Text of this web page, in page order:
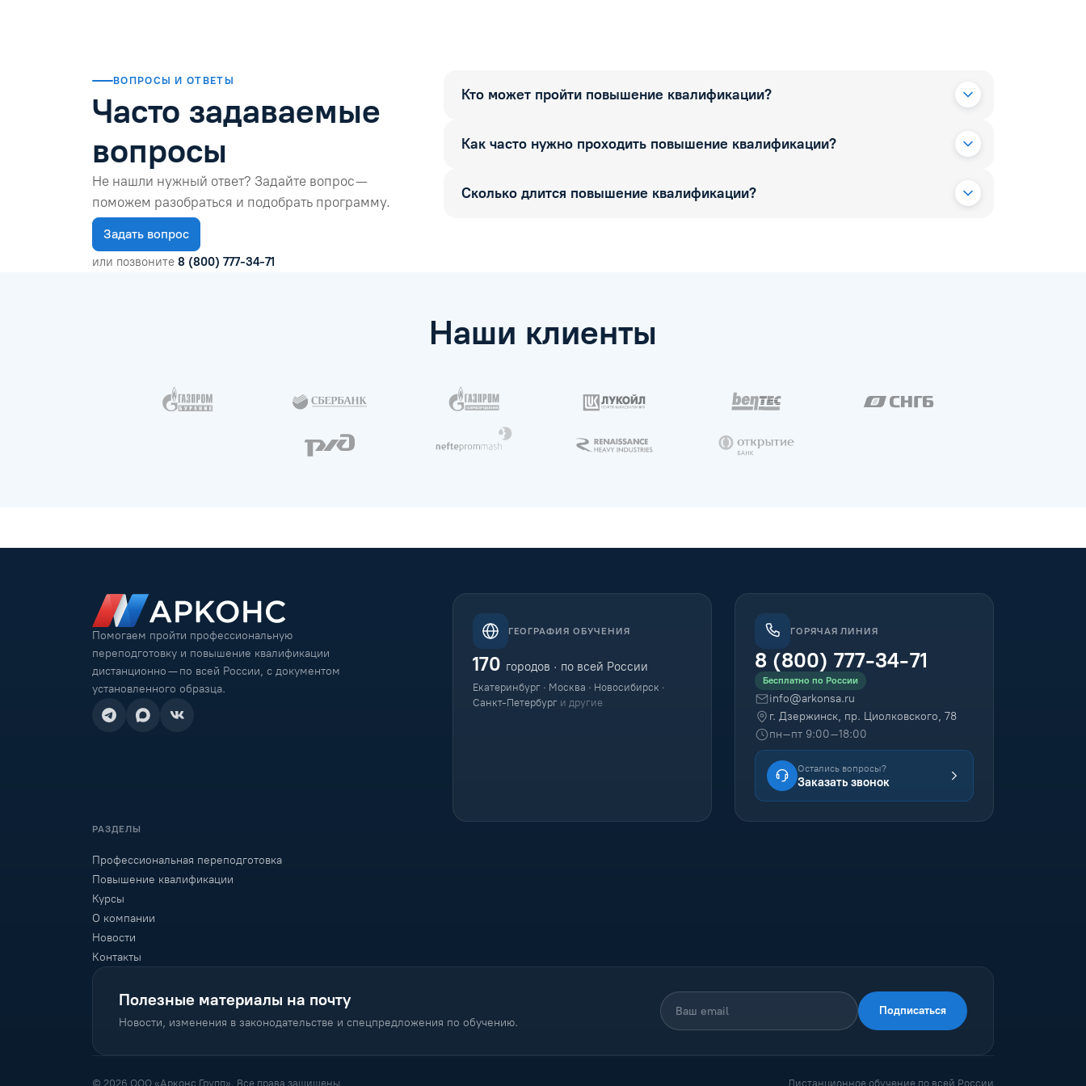
ВОПРОСЫ И ОТВЕТЫ
Часто задаваемые
вопросы
Не нашли нужный ответ? Задайте вопрос —
поможем разобраться и подобрать программу.
Задать вопрос
или позвоните 8 (800) 777-34-71
Кто может пройти повышение квалификации?
Как часто нужно проходить повышение квалификации?
Сколько длится повышение квалификации?
Наши клиенты
Помогаем пройти профессиональную
переподготовку и повышение квалификации
дистанционно — по всей России, с документом
установленного образца.
ГЕОГРАФИЯ ОБУЧЕНИЯ
170 городов · по всей России
Екатеринбург · Москва · Новосибирск ·
Санкт-Петербург и другие
ГОРЯЧАЯ ЛИНИЯ
8 (800) 777-34-71
Бесплатно по России
info@arkonsa.ru
г. Дзержинск, пр. Циолковского, 78
пн–пт 9:00–18:00
Остались вопросы?
Заказать звонок
РАЗДЕЛЫ
Профессиональная переподготовка
Повышение квалификации
Курсы
О компании
Новости
Контакты
Полезные материалы на почту
Новости, изменения в законодательстве и спецпредложения по обучению.
Подписаться
© 2026 ООО «Арконс Групп». Все права защищены. Дистанционное обучение по всей России